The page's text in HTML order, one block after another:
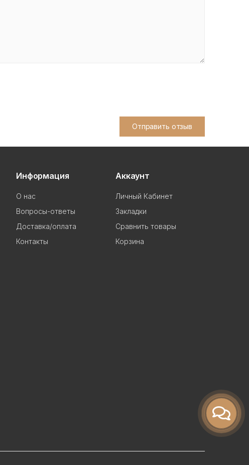
Отправить отзыв
Информация
О нас
Вопросы-ответы
Доставка/оплата
Контакты
Аккаунт
Личный Кабинет
Закладки
Сравнить товары
Корзина